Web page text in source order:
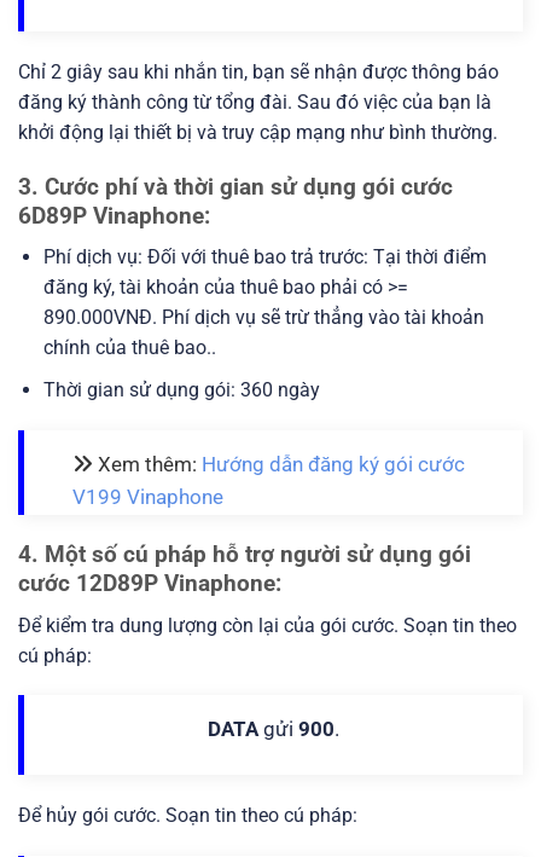
Chỉ 2 giây sau khi nhắn tin, bạn sẽ nhận được thông báo
đăng ký thành công từ tổng đài. Sau đó việc của bạn là
khởi động lại thiết bị và truy cập mạng như bình thường.
3. Cước phí và thời gian sử dụng gói cước
6D89P Vinaphone:
Phí dịch vụ: Đối với thuê bao trả trước: Tại thời điểm
đăng ký, tài khoản của thuê bao phải có >=
890.000VNĐ. Phí dịch vụ sẽ trừ thẳng vào tài khoản
chính của thuê bao..
Thời gian sử dụng gói: 360 ngày
Xem thêm: Hướng dẫn đăng ký gói cước
V199 Vinaphone
4. Một số cú pháp hỗ trợ người sử dụng gói
cước 12D89P Vinaphone:
Để kiểm tra dung lượng còn lại của gói cước. Soạn tin theo
cú pháp:
DATAgửi 900.
Để hủy gói cước. Soạn tin theo cú pháp: